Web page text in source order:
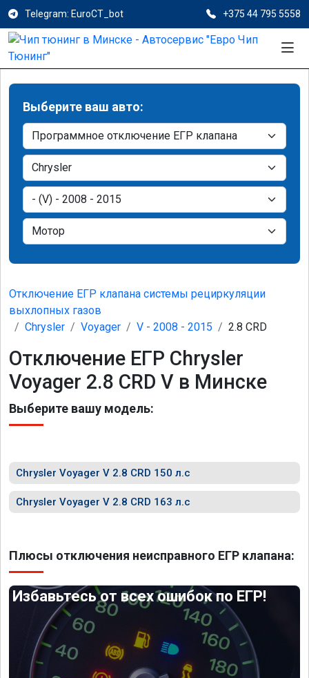
Telegram: EuroCT_bot +375 44 795 5558
Выберите ваш авто:
Отключение ЕГР клапана системы рециркуляции
выхлопных газов
Chrysler
Voyager V - 2008 - 2015 2.8 CRD
Отключение ЕГР Chrysler
Voyager 2.8 CRD V в Минске
Выберите вашу модель:
Chrysler Voyager V 2.8 CRD 150 л.с
Chrysler Voyager V 2.8 CRD 163 л.с
Плюсы отключения неисправного ЕГР клапана:
Избавьтесь от всех ошибок по ЕГР!